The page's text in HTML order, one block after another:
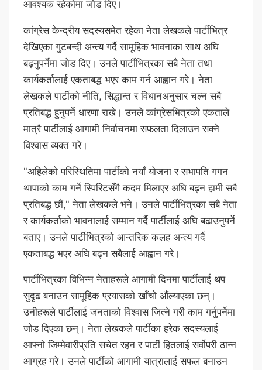
आवश्यक रहेकोमा जोड दिए।
कांग्रेस केन्द्रीय सदस्यसमेत रहेका नेता लेखकले पार्टीभित्र
देखिएका गुटबन्दी अन्त्य गर्दै सामूहिक भावनाका साथ अघि
बढ्नुपर्नेमा जोड दिए। उनले पार्टीभित्रका सबै नेता तथा
कार्यकर्तालाई एकताबद्ध भएर काम गर्न आह्वान गरे। नेता
लेखकले पार्टीको नीति, सिद्धान्त र विधानअनुसार चल्न सबै
प्रतिबद्ध हुनुपर्ने धारणा राखे। उनले कांग्रेसभित्रको एकताले
मात्रै पार्टीलाई आगामी निर्वाचनमा सफलता दिलाउन सक्ने
विश्वास व्यक्त गरे।
"अहिलेको परिस्थितिमा पार्टीको नयाँ योजना र सभापति गगन
थापाको काम गर्ने स्पिरिटसँगै कदम मिलाएर अघि बढ्न हामी सबै
प्रतिबद्ध छौं," नेता लेखकले भने। उनले पार्टीभित्रका सबै नेता
र कार्यकर्ताको भावनालाई सम्मान गर्दै पार्टीलाई अघि बढाउनुपर्ने
बताए। उनले पार्टीभित्रको आन्तरिक कलह अन्त्य गर्दै
एकताबद्ध भएर अघि बढ्न सबैलाई आह्वान गरे।
पार्टीभित्रका विभिन्न नेताहरूले आगामी दिनमा पार्टीलाई थप
सुदृढ बनाउन सामूहिक प्रयासको खाँचो औंल्याएका छन्।
उनीहरूले पार्टीलाई जनताको विश्वास जित्ने गरी काम गर्नुपर्नेमा
जोड दिएका छन्। नेता लेखकले पार्टीका हरेक सदस्यलाई
आफ्नो जिम्मेवारीप्रति सचेत रहन र पार्टी हितलाई सर्वोपरी ठान्न
आग्रह गरे। उनले पार्टीको आगामी यात्रालाई सफल बनाउन